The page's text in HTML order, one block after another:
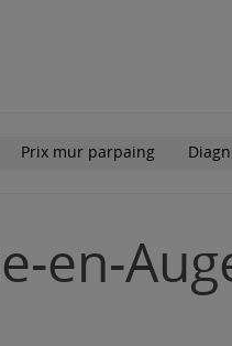
Prix mur parpaing
en-